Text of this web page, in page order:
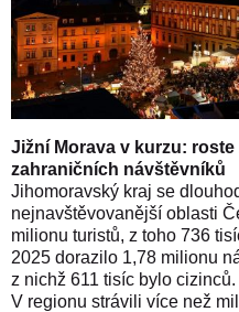
Jižní Morava v kurzu: roste
zahraničních návštěvníků
Jihomoravský kraj se
nejnavštěvovanější oblasti
milionu turistů, z toho 736
2025 dorazilo 1,78 milionu
z nichž 611 tisíc bylo cizinců.
V regionu strávili více než